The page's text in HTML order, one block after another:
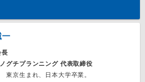
一
長
グチプランニング 代表取締役
東京生まれ、日本大学卒業。